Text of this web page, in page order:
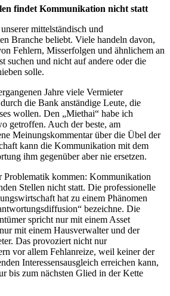
findet Kommunikation nicht statt
mittelständisch und
Branche beliebt. Viele handeln davon,
Fehlern, Misserfolgen und ähnlichem an
suchen und nicht auf andere oder die
solle.
Jahre viele Vermieter
die Bank anständige Leute, die
wollen. Den „Miethai“ habe ich
getroffen. Auch der beste, am
Meinungskommentar über die Übel der
kann die Kommunikation mit dem
ihm gegenüber aber nie ersetzen.
kommen: Kommunikation
Stellen nicht statt. Die professionelle
hat zu einem Phänomen
bezeichne. Die
spricht nur mit einem Asset
mit einem Hausverwalter und der
Das provoziert nicht nur
vor allem Fehlanreize, weil keiner der
Interessensausgleich erreichen kann,
bis zum nächsten Glied in der Kette